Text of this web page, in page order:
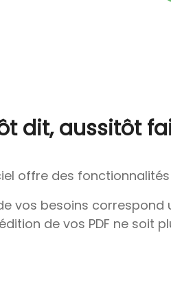
dit, aussitôt
offre des
vos besoins correspond
de vos PDF ne soit